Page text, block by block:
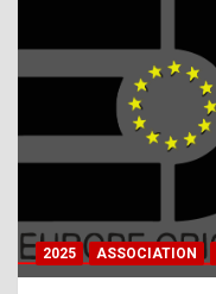
2025 ASSOCIATION